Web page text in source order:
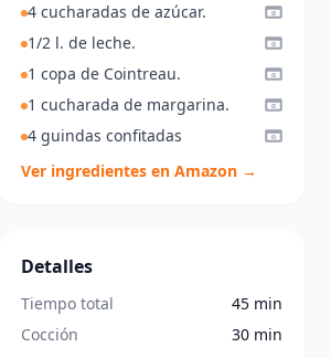
4 cucharadas de azúcar.
1/2 l. de leche.
1 copa de Cointreau.
1 cucharada de margarina.
4 guindas confitadas
Ver ingredientes en Amazon →
Detalles
Tiempo total
45 min
Cocción
30 min